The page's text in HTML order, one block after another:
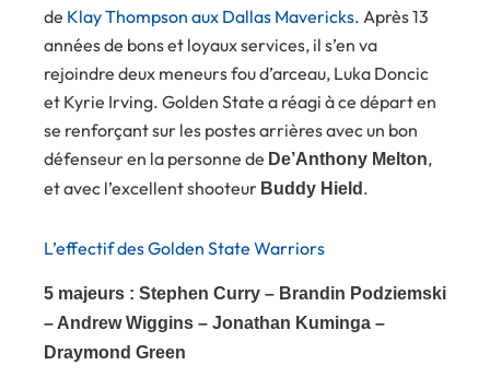
de Klay Thompson aux Dallas Mavericks. Après 13
années de bons et loyaux services, il s’en va
rejoindre deux meneurs fou d’arceau, Luka Doncic
et Kyrie Irving. Golden State a réagi à ce départ en
se renforçant sur les postes arrières avec un bon
défenseur en la personne de De’Anthony Melton,
et avec l’excellent shooteur Buddy Hield .
L’effectif des Golden State Warriors
5 majeurs : Stephen Curry – Brandin Podziemski
– Andrew Wiggins – Jonathan Kuminga –
Draymond Green